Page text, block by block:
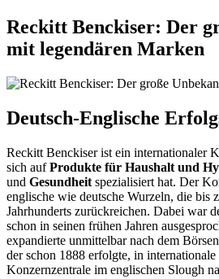
Reckitt Benckiser: Der
mit legendären Marken
Deutsch-Englische
Reckitt Benckiser ist ein internationaler
sich aufProdukte für Haushalt und
und Gesundheit spezialisiert hat. Der
englische wie deutsche Wurzeln, die bis
Jahrhunderts zurückreichen. Dabei war
schon in seinen frühen Jahren
expandierte unmittelbar nach dem
der schon 1888 erfolgte, in
Konzernzentrale im englischen Slough